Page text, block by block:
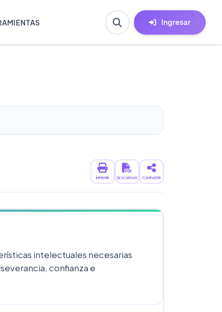
Ingresar
IMPRIMIR DESCARGAR COMPARTIR
intelectuales necesarias
confianza e